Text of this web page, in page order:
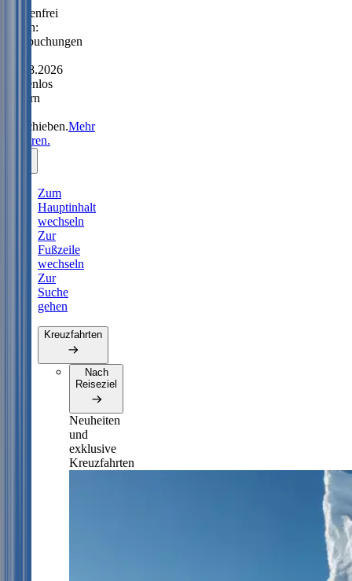
Sorgenfrei
reisen:
Neubuchungen
31.08.2026
kostenlos
ändern
verschieben.Mehr
erfahren.
Zum
Hauptinhalt
wechseln
Zur
Fußzeile
wechseln
Zur
Suche
gehen
Kreuzfahrten
Nach
Reiseziel
Neuheiten
und
exklusive
Kreuzfahrten